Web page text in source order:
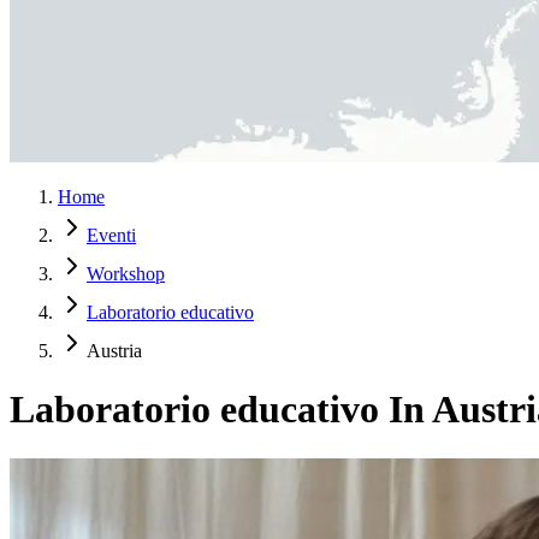
Home
Eventi
Workshop
Laboratorio educativo
Austria
Laboratorio educativo In